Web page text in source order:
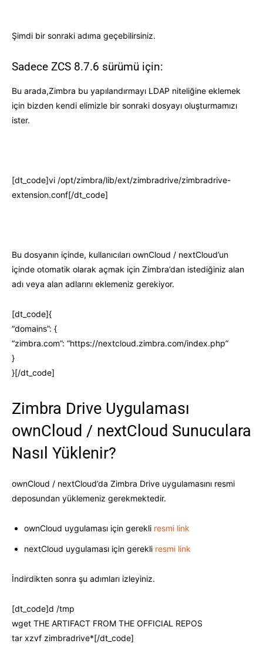
Şimdi bir sonraki adıma geçebilirsiniz.
Sadece ZCS 8.7.6 sürümü için:
Bu arada,Zimbra bu yapılandırmayı LDAP niteliğine eklemek
için bizden kendi elimizle bir sonraki dosyayı oluşturmamızı
ister.
[dt_code]vi /opt/zimbra/lib/ext/zimbradrive/zimbradrive-
extension.conf[/dt_code]
Bu dosyanın içinde, kullanıcıları ownCloud / nextCloud’un
içinde otomatik olarak açmak için Zimbra’dan istediğiniz alan
adı veya alan adlarını eklemeniz gerekiyor.
[dt_code]{
“domains”: {
“zimbra.com”: “https://nextcloud.zimbra.com/index.php”
}
}[/dt_code]
Zimbra Drive Uygulaması
ownCloud / nextCloud Sunuculara
Nasıl Yüklenir?
ownCloud / nextCloud’da Zimbra Drive uygulamasını resmi
deposundan yüklemeniz gerekmektedir.
ownCloud uygulaması için gerekli resmi link
nextCloud uygulaması için gerekli resmi link
İndirdikten sonra şu adımları izleyiniz.
[dt_code]d /tmp
wget THE ARTIFACT FROM THE OFFICIAL REPOS
tar xzvf zimbradrive*[/dt_code]